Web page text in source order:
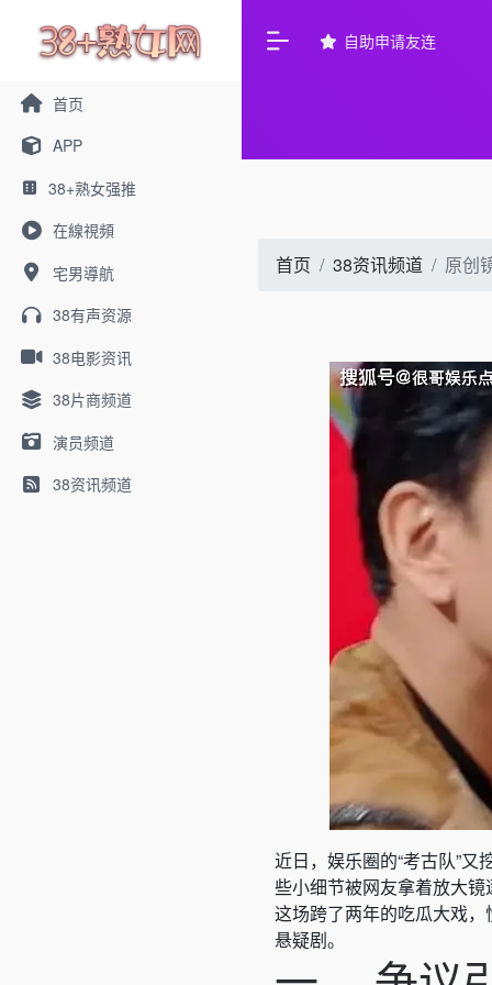
首页
APP
38+熟女强推
在線視頻
宅男導航
38有声资源
38电影资讯
38片商频道
演员频道
38资讯频道
自助申请友连
首页 38资讯频道 原创
近日，娱乐圈的“考古队”
些小细节被网友拿着放大镜
这场跨了两年的吃瓜大戏
悬疑剧。